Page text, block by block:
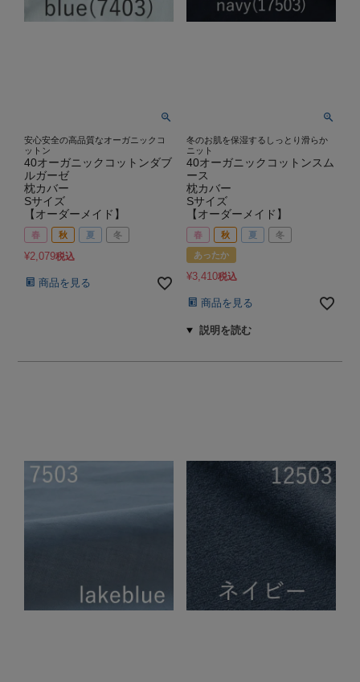
安心安全の高品質なオーガニックコ
ットン
40オーガニックコットンダブ
ルガーゼ
枕カバー
Sサイズ
【オーダーメイド】
春 秋 夏 冬
¥2,079税込
商品を見る
冬のお肌を保湿するしっとり滑らか
ニット
40オーガニックコットンスム
ース
枕カバー
Sサイズ
【オーダーメイド】
春 秋 夏 冬
あったか
¥3,410税込
商品を見る